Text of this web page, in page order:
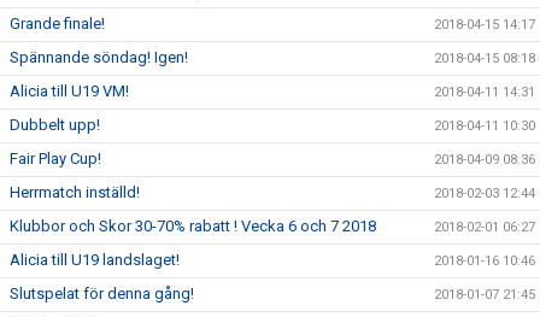
Grande finale! 2018-04-15 14:17
Spännande söndag! Igen! 2018-04-15 08:18
Alicia till U19 VM! 2018-04-11 14:31
Dubbelt upp! 2018-04-11 10:30
Fair Play Cup! 2018-04-09 08:36
Herrmatch inställd! 2018-02-03 12:44
Klubbor och Skor 30-70% rabatt ! Vecka 6 och 7 2018 2018-02-01 06:27
Alicia till U19 landslaget! 2018-01-16 10:46
Slutspelat för denna gång! 2018-01-07 21:45